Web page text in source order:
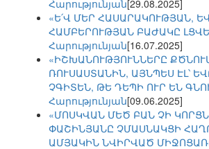
Հարությունյան[29.08.2025]
«Ե՛Վ ՄԵՐ ՀԱՍԱՐԱԿՈՒԹՅԱՆ,
ՀԱՄԲԵՐՈՒԹՅԱՆ ԲԱԺԱԿԸ
Հարությունյան[16.07.2025]
«ԻՇԽԱՆՈՒԹՅՈՒՆՆԵՐԸ
ՌՈՒՍԱՍՏԱՆԻՆ, ԱՅՆՊԵՍ ԷԼ՝
ՉԳԻՏԵՆ, ԹԵ ԴԵՊԻ ՈՒՐ ԵՆ
Հարությունյան[09.06.2025]
«ՄՈՍԿՎԱՆ ՄԵԾ ԲԱՆ ՉԻ
ՓԱՇԻՆՅԱՆԸ ՉՄԱՍՆԱԿՑԻ
ԱՄՅԱԿԻՆ ՆՎԻՐՎԱԾ